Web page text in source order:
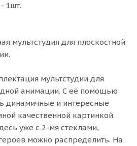
1шт.
мультстудия для плоскостной
мультстудии для
анимации. С её помощью
динамичные и интересные
качественной картинкой.
уже с 2-мя стеклами,
можно распределить. На